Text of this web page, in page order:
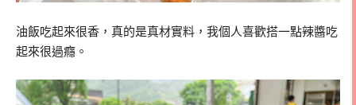
油飯吃起來很香，真的是真材實料，我個人喜歡搭一點辣醬吃
起來很過癮。